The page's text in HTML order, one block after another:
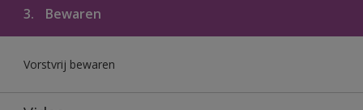
3. Bewaren
Vorstvrij bewaren